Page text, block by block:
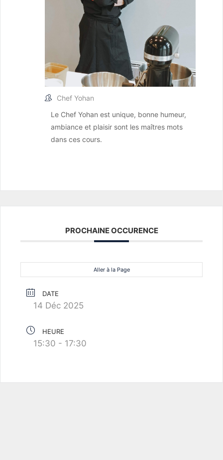
Chef Yohan
Le Chef Yohan est unique, bonne humeur,
ambiance et plaisir sont les maîtres mots
dans ces cours.
PROCHAINE OCCURENCE
Aller à la Page
DATE
14 Déc 2025
HEURE
15:30 - 17:30